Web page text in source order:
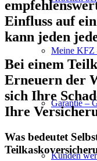
Meine KFZ
Garantie –
Kunden
Einfluss auf
kann jeden
Bei einem
Erneuern der
sich Ihre
Ihre
Was bedeutet